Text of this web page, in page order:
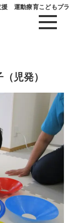
援 運動療育こどもプラ
児発）